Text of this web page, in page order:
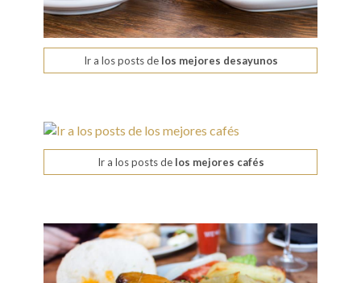
Ir a los posts delos mejores desayunos
Ir a los posts delos mejores cafés